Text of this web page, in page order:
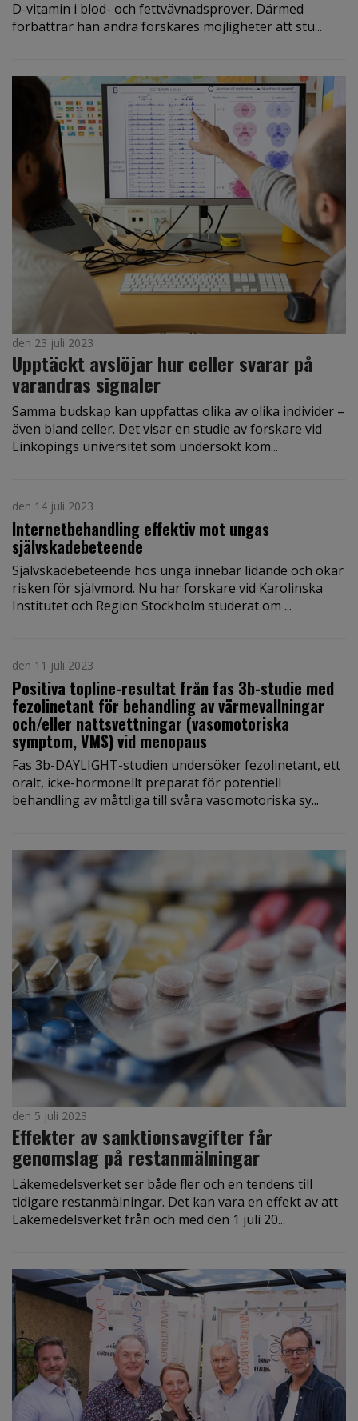
D-vitamin i blod- och fettvävnadsprover. Därmed
förbättrar han andra forskares möjligheter att stu...
den 23 juli 2023
Upptäckt avslöjar hur celler svarar på
varandras signaler
Samma budskap kan uppfattas olika av olika individer –
även bland celler. Det visar en studie av forskare vid
Linköpings universitet som undersökt kom...
den 14 juli 2023
Internetbehandling effektiv mot ungas
självskadebeteende
Självskadebeteende hos unga innebär lidande och ökar
risken för självmord. Nu har forskare vid Karolinska
Institutet och Region Stockholm studerat om ...
den 11 juli 2023
Positiva topline-resultat från fas 3b-studie med
fezolinetant för behandling av värmevallningar
och/eller nattsvettningar (vasomotoriska
symptom, VMS) vid menopaus
Fas 3b-DAYLIGHT-studien undersöker fezolinetant, ett
oralt, icke-hormonellt preparat för potentiell
behandling av måttliga till svåra vasomotoriska sy...
den 5 juli 2023
Effekter av sanktionsavgifter får
genomslag på restanmälningar
Läkemedelsverket ser både fler och en tendens till
tidigare restanmälningar. Det kan vara en effekt av att
Läkemedelsverket från och med den 1 juli 20...